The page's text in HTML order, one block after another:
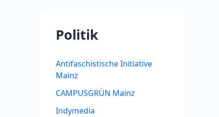
Politik
Antifaschistische Initiative
Mainz
CAMPUSGRÜN Mainz
Indymedia